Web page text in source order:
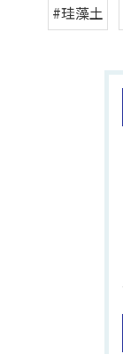
#珪藻土